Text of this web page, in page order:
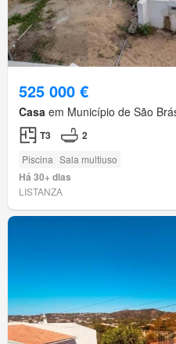
525 000 €
Casa em Município de São
T3 2
Piscina Sala multiuso
Há 30+ dias
LISTANZA